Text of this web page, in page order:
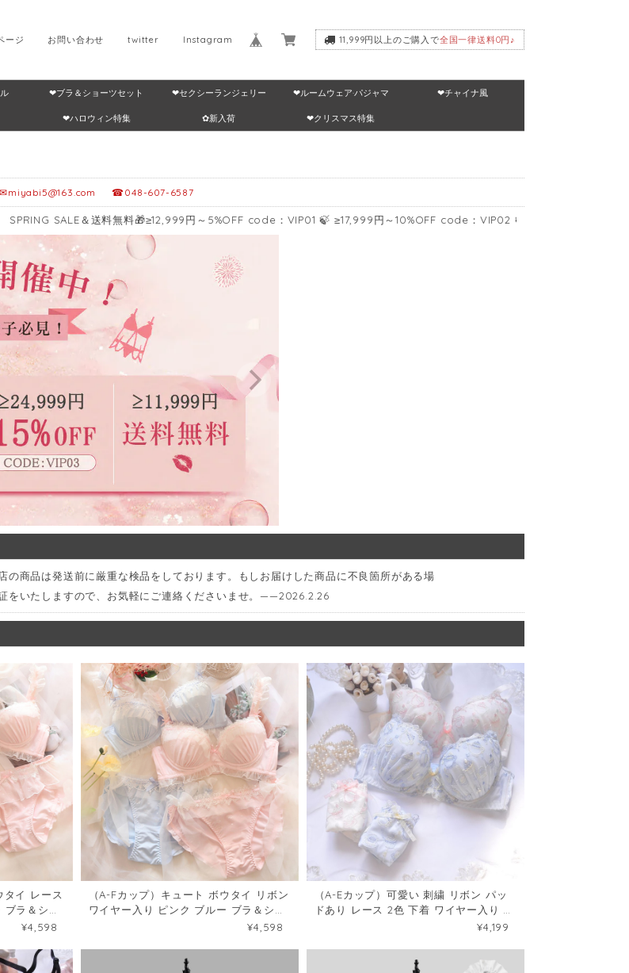
11,999円以上のご購入で全国一律送料0円♪
Instagram
twitter
お問い合わせ
ージ
返品・交換について
Home
❤ブラ＆ショーツセット ❤セクシーランジェリー ❤ルームウェア·パジャマ ❤チャイナ風
❤ハロウィン特集 ✿新入荷 ❤クリスマス特集
✉miyabi5@163.com ☎048-607-6587
料無料🎁≥12,999円～5%OFF code：VIP01 🍃 ≥17,999円～10%OFF code：VIP02 🍃 ≥24,999円～15%OFF code：VIP03 🍃
の商品は発送前に厳重な検品をしております。もしお届けした商品に不良箇所がある場
をいたしますので、お気軽にご連絡くださいませ。——2026.2.26
タイ レース
ラ＆ショ
¥4,598
（A-Fカップ）キュート ボウタイ リボン
ワイヤー入り ピンク ブルー ブラ＆ショ
¥4,598
（A-Eカップ）可愛い 刺繍 リボン パッ
ドあり レース 2色 下着 ワイヤー入り ブ
¥4,199